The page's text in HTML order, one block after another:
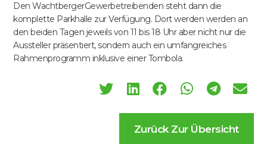
Den WachtbergerGewerbetreibenden steht dann die
komplette Parkhalle zur Verfügung. Dort werden werden an
den beiden Tagen jeweils von 11 bis 18 Uhr aber nicht nur die
Aussteller präsentiert, sondern auch ein umfangreiches
Rahmenprogramm inklusive einer Tombola.
Zurück Zur Übersicht